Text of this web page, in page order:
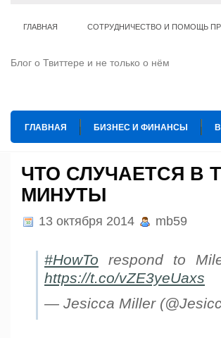
ГЛАВНАЯ СОТРУДНИЧЕСТВО И ПОМОЩЬ
Блог о Твиттере и не только о нём
ГЛАВНАЯ БИЗНЕС И ФИНАНСЫ
ТЕ КОГО ПРИРУЧИЛИ
ЧТО СЛУЧАЕТСЯ В
МИНУТЫ
13 октября 2014 mb59
#HowTo respond to
https://t.co/vZE3yeUaxs
— Jesicca Miller